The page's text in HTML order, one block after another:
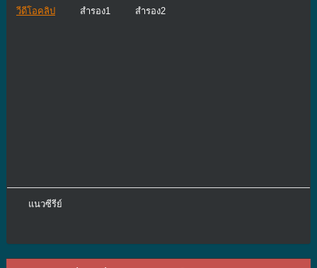
วีดีโอคลิป สำรอง1 สำรอง2
แนวซีรีย์